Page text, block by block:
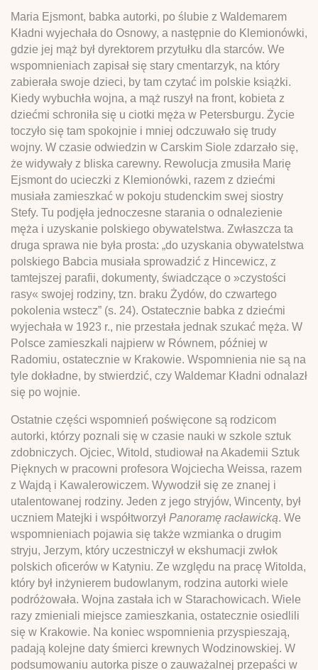
Maria Ejsmont, babka autorki, po ślubie z Waldemarem
Kładni wyjechała do Osnowy, a następnie do Klemionówki,
gdzie jej mąż był dyrektorem przytułku dla starców. We
wspomnieniach zapisał się stary cmentarzyk, na który
zabierała swoje dzieci, by tam czytać im polskie książki.
Kiedy wybuchła wojna, a mąż ruszył na front, kobieta z
dziećmi schroniła się u ciotki męża w Petersburgu. Życie
toczyło się tam spokojnie i mniej odczuwało się trudy
wojny. W czasie odwiedzin w Carskim Siole zdarzało się,
że widywały z bliska carewny. Rewolucja zmusiła Marię
Ejsmont do ucieczki z Klemionówki, razem z dziećmi
musiała zamieszkać w pokoju studenckim swej siostry
Stefy. Tu podjęła jednoczesne starania o odnalezienie
męża i uzyskanie polskiego obywatelstwa. Zwłaszcza ta
druga sprawa nie była prosta: „do uzyskania obywatelstwa
polskiego Babcia musiała sprowadzić z Hincewicz, z
tamtejszej parafii, dokumenty, świadczące o »czystości
rasy« swojej rodziny, tzn. braku Żydów, do czwartego
pokolenia wstecz” (s. 24). Ostatecznie babka z dziećmi
wyjechała w 1923 r., nie przestała jednak szukać męża. W
Polsce zamieszkali najpierw w Równem, później w
Radomiu, ostatecznie w Krakowie. Wspomnienia nie są na
tyle dokładne, by stwierdzić, czy Waldemar Kładni odnalazł
się po wojnie.
Ostatnie części wspomnień poświęcone są rodzicom
autorki, którzy poznali się w czasie nauki w szkole sztuk
zdobniczych. Ojciec, Witold, studiował na Akademii Sztuk
Pięknych w pracowni profesora Wojciecha Weissa, razem
z Wajdą i Kawalerowiczem. Wywodził się ze znanej i
utalentowanej rodziny. Jeden z jego stryjów, Wincenty, był
uczniem Matejki i współtworzył Panoramę racławicką. We
wspomnieniach pojawia się także wzmianka o drugim
stryju, Jerzym, który uczestniczył w ekshumacji zwłok
polskich oficerów w Katyniu. Ze względu na pracę Witolda,
który był inżynierem budowlanym, rodzina autorki wiele
podróżowała. Wojna zastała ich w Starachowicach. Wiele
razy zmieniali miejsce zamieszkania, ostatecznie osiedlili
się w Krakowie. Na koniec wspomnienia przyspieszają,
padają kolejne daty śmierci krewnych Wodzinowskiej. W
podsumowaniu autorka pisze o zauważalnej przepaści w